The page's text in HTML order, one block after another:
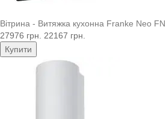
Вітрина - Витяжка кухонна Franke Neo FN..
27976 грн.
22167 грн.
Купити